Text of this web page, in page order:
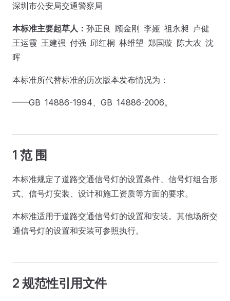
深圳市公安局交通警察局
本标准主要起草人： 孙正良 顾金刚 李娅 祖永昶 卢健
王运霞 王建强 付强 邱红桐 林维望 郑国璇 陈大农 沈
晖
本标准所代替标准的历次版本发布情况为：
——GB 14886-1994、GB 14886-2006。
1 范 围
本标准规定了道路交通信号灯的设置条件、信号灯组合形
式、信号灯安装、设计和施工资质等方面的要求。
本标准适用于道路交通信号灯的设置和安装。其他场所交
通信号灯的设置和安装可参照执行。
2 规范性引用文件